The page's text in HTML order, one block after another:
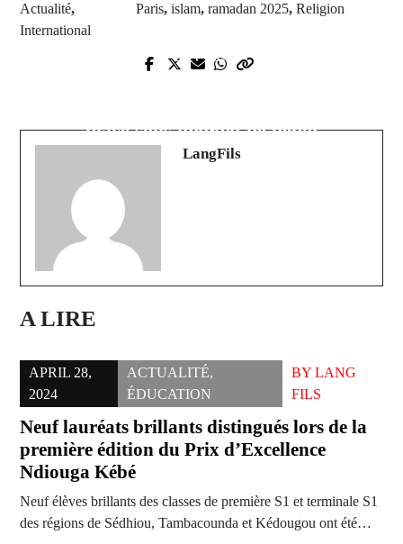
Actualité,
International
Paris, islam, ramadan 2025, Religion
Prev Post
candidats
placé sous mandat de dépôt
LangFils
A LIRE
APRIL 28,
2024
ACTUALITÉ,
ÉDUCATION
BYLANG
FILS
Neuf lauréats brillants distingués lors de la
première édition du Prix d’Excellence
Ndiouga Kébé
Neuf élèves brillants des classes de première S1 et terminale S1
des régions de Sédhiou, Tambacounda et Kédougou ont été…